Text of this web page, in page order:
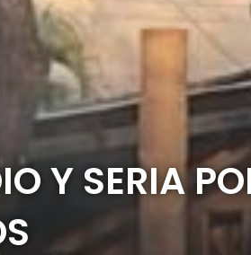
Y SERIA